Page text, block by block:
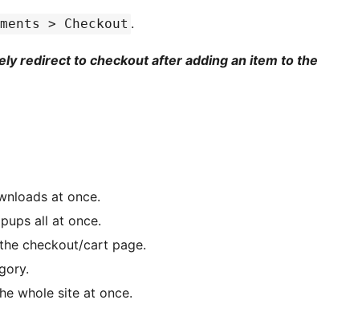
> Checkout .
redirect to checkout after adding an item to the
at once.
all at once.
checkout/cart page.
whole site at once.